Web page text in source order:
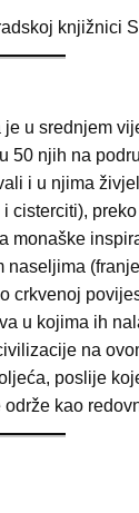
knjižnici
u srednjem
50 njih na
i u njima
cisterciti),
monaške
naseljima
crkvenoj
u kojima ih
na
poslije
kao